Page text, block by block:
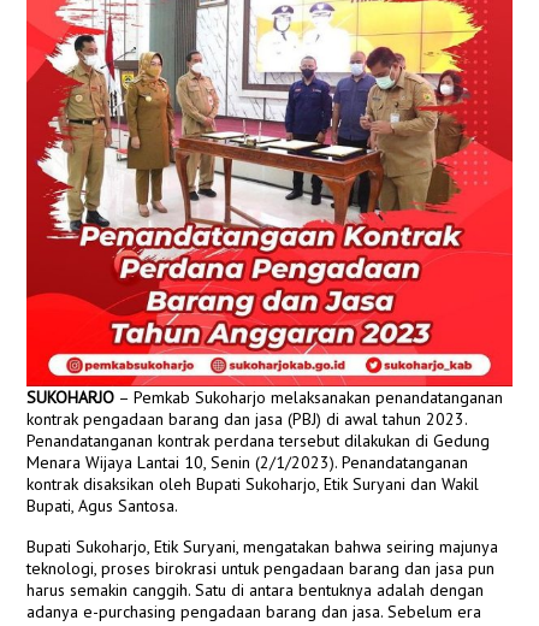
SUKOHARJO – Pemkab Sukoharjo melaksanakan penandatanganan
kontrak pengadaan barang dan jasa (PBJ) di awal tahun 2023.
Penandatanganan kontrak perdana tersebut dilakukan di Gedung
Menara Wijaya Lantai 10, Senin (2/1/2023). Penandatanganan
kontrak disaksikan oleh Bupati Sukoharjo, Etik Suryani dan Wakil
Bupati, Agus Santosa.
Bupati Sukoharjo, Etik Suryani, mengatakan bahwa seiring majunya
teknologi, proses birokrasi untuk pengadaan barang dan jasa pun
harus semakin canggih. Satu di antara bentuknya adalah dengan
adanya e-purchasing pengadaan barang dan jasa. Sebelum era